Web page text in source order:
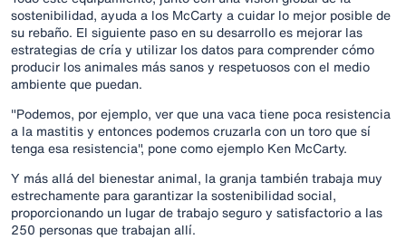
sostenibilidad, ayuda a los McCarty a cuidar lo mejor posible de
su rebaño. El siguiente paso en su desarrollo es mejorar las
estrategias de cría y utilizar los datos para comprender cómo
producir los animales más sanos y respetuosos con el medio
ambiente que puedan.
"Podemos, por ejemplo, ver que una vaca tiene poca resistencia
a la mastitis y entonces podemos cruzarla con un toro que sí
tenga esa resistencia", pone como ejemplo Ken McCarty.
Y más allá del bienestar animal, la granja también trabaja muy
estrechamente para garantizar la sostenibilidad social,
proporcionando un lugar de trabajo seguro y satisfactorio a las
250 personas que trabajan allí.